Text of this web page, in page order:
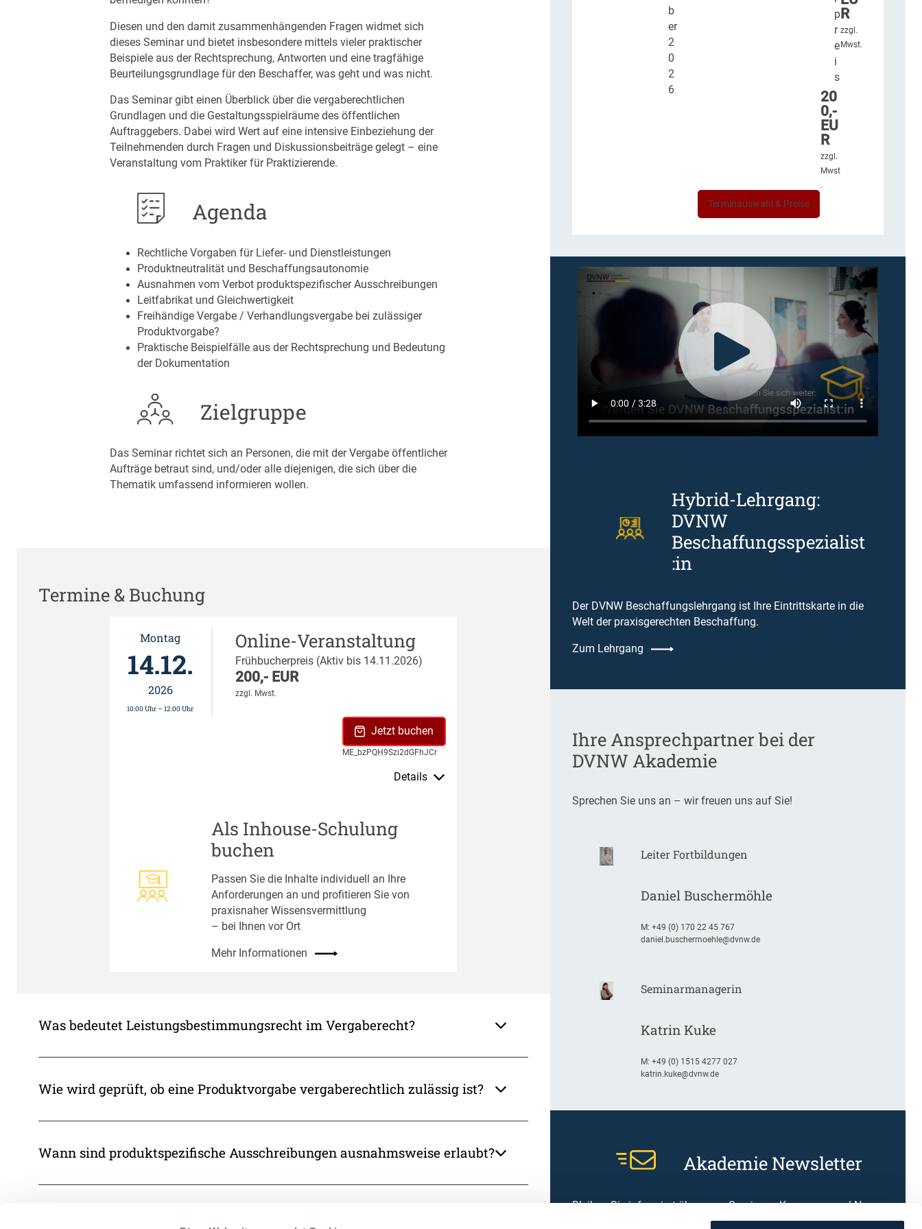
Diesen und den damit zusammenhängenden Fragen widmet sich
dieses Seminar und bietet insbesondere mittels vieler praktischer
Beispiele aus der Rechtsprechung, Antworten und eine tragfähige
Beurteilungsgrundlage für den Beschaffer, was geht und was nicht.
Das Seminar gibt einen Überblick über die vergaberechtlichen
Grundlagen und die Gestaltungsspielräume des öffentlichen
Auftraggebers. Dabei wird Wert auf eine intensive Einbeziehung der
Teilnehmenden durch Fragen und Diskussionsbeiträge gelegt – eine
Veranstaltung vom Praktiker für Praktizierende.
Agenda
Rechtliche Vorgaben für Liefer- und Dienstleistungen
Produktneutralität und Beschaffungsautonomie
Ausnahmen vom Verbot produktspezifischer Ausschreibungen
Leitfabrikat und Gleichwertigkeit
Freihändige Vergabe / Verhandlungsvergabe bei zulässiger
Produktvorgabe?
Praktische Beispielfälle aus der Rechtsprechung und Bedeutung
der Dokumentation
Zielgruppe
Das Seminar richtet sich an Personen, die mit der Vergabe öffentlicher
Aufträge betraut sind, und/oder alle diejenigen, die sich über die
Thematik umfassend informieren wollen.
Termine & Buchung
Montag
14.12.
2026
10:00 Uhr – 12:00 Uhr
Online-Veranstaltung
Frühbucherpreis (Aktiv bis 14.11.2026)
200,- EUR
zzgl. Mwst.
Jetzt buchen
ME_bzPQH9Szi2dGFhJCr
Details
Als Inhouse-Schulung
buchen
Passen Sie die Inhalte individuell an Ihre
Anforderungen an und profitieren Sie von
praxisnaher Wissensvermittlung
– bei Ihnen vor Ort
Mehr Informationen
Was bedeutet Leistungsbestimmungsrecht im Vergaberecht?
Wie wird geprüft, ob eine Produktvorgabe vergaberechtlich zulässig ist?
Wann sind produktspezifische Ausschreibungen ausnahmsweise erlaubt?
b
er
2
0
2
6
p
r
e
i
s
20
0,-
EU
R
zzgl.
Mwst
.
R
zzgl.
Mwst.
Terminauswahl & Preise
Hybrid-Lehrgang:
DVNW
Beschaffungsspezialist
:in
Der DVNW Beschaffungslehrgang ist Ihre Eintrittskarte in die
Welt der praxisgerechten Beschaffung.
Zum Lehrgang
Ihre Ansprechpartner bei der
DVNW Akademie
Sprechen Sie uns an – wir freuen uns auf Sie!
Leiter Fortbildungen
Daniel Buschermöhle
M: +49 (0) 170 22 45 767
daniel.buschermoehle@dvnw.de
Seminarmanagerin
Katrin Kuke
M: +49 (0) 1515 4277 027
katrin.kuke@dvnw.de
Akademie Newsletter
Bleiben Sie informiert über neue Seminare, Kongresse und News